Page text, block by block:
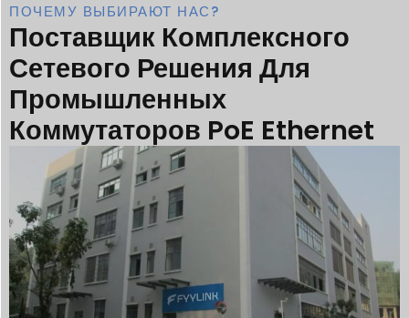
ПОЧЕМУ ВЫБИРАЮТ НАС?
Поставщик Комплексного
Сетевого Решения Для
Промышленных
Коммутаторов PoE Ethernet